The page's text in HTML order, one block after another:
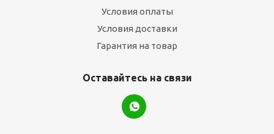
Условия оплаты
Условия доставки
Гарантия на товар
Оставайтесь на связи